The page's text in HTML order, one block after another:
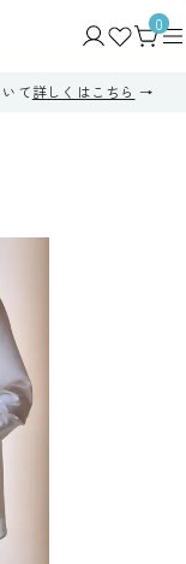
0
て詳しくはこちら